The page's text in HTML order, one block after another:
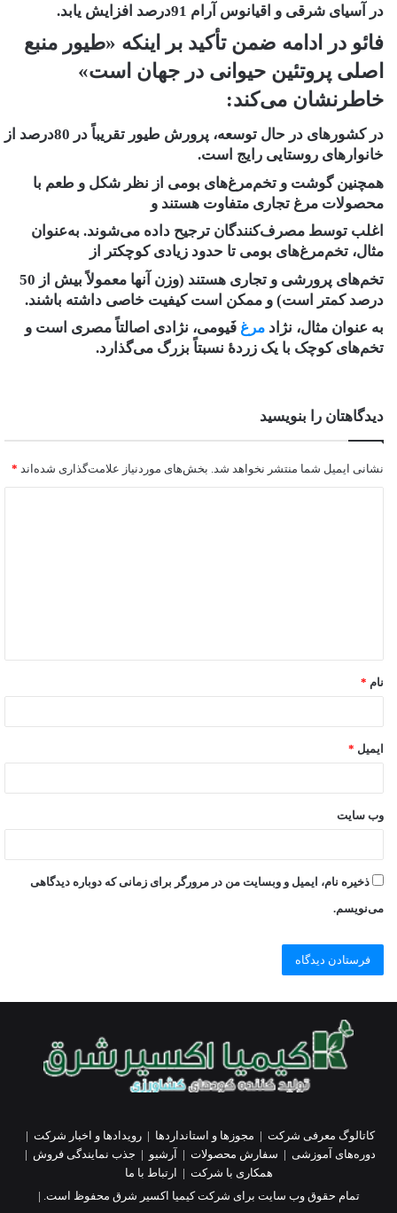
در آسیای شرقی و اقیانوس آرام 91درصد افزایش یابد.
فائو در ادامه ضمن تأکید بر اینکه «طیور منبع
اصلی پروتئین حیوانی در جهان است»
خاطرنشان می‌کند:
در کشورهای در حال توسعه، پرورش طیور تقریباً در 80درصد از
خانوارهای روستایی رایج است.
همچنین گوشت و تخم‌مرغ‌های بومی از نظر شکل و طعم با
محصولات مرغ تجاری متفاوت هستند و
اغلب توسط مصرف‌کنندگان ترجیح داده می‌شوند. به‌عنوان
مثال، تخم‌مرغ‌های بومی تا حدود زیادی کوچکتر از
تخم‌های پرورشی و تجاری هستند (وزن آنها معمولاً بیش از 50
درصد کمتر است) و ممکن است کیفیت خاصی داشته باشند.
به عنوان مثال، نژاد مرغ فَیومی، نژادی اصالتاً مصری است و
تخم‌های کوچک با یک زردۀ نسبتاً بزرگ می‌گذارد.
دیدگاهتان را بنویسید
نشانی ایمیل شما منتشر نخواهد شد. بخش‌های موردنیاز علامت‌گذاری شده‌اند *
نام *
ایمیل *
وب‌ سایت
ذخیره نام، ایمیل و وبسایت من در مرورگر برای زمانی که دوباره دیدگاهی
می‌نویسم.
کاتالوگ معرفی شرکت | مجوزها و استانداردها |رویدادها و اخبار شرکت |
دوره‌های آموزشی | سفارش محصولات | آرشیو | جذب نمایندگی فروش |
همکاری با شرکت |
ارتباط با ما
تمام حقوق وب سایت برای شرکت کیمیا اکسیر شرق محفوظ است. |